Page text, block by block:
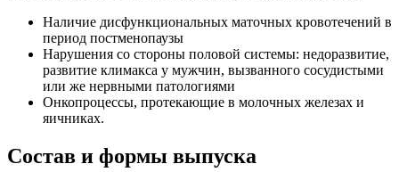
Наличие дисфункциональных маточных кровотечений в
период постменопаузы
Нарушения со стороны половой системы: недоразвитие,
развитие климакса у мужчин, вызванного сосудистыми
или же нервными патологиями
Онкопроцессы, протекающие в молочных железах и
яичниках.
Состав и формы выпуска